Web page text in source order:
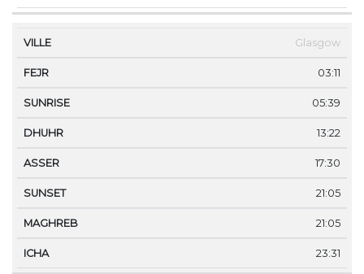
Glasgow
03:11
05:39
13:22
17:30
21:05
21:05
23:31